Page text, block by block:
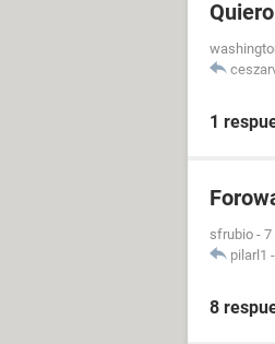
1
sfrubio - 7
pilarl1 -
8